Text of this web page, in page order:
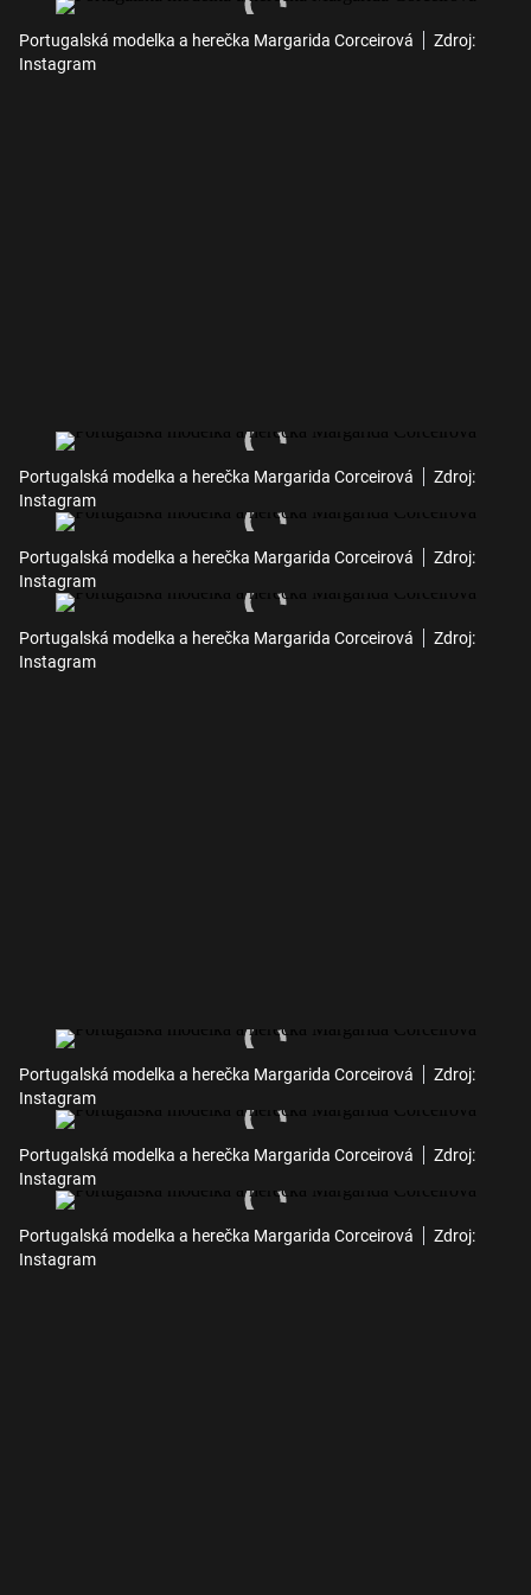
Portugalská modelka a herečka Margarida Corceirová
Zdroj:
Instagram
Portugalská modelka a herečka Margarida Corceirová
Zdroj:
Instagram
Portugalská modelka a herečka Margarida Corceirová
Zdroj:
Instagram
Portugalská modelka a herečka Margarida Corceirová
Zdroj:
Instagram
Portugalská modelka a herečka Margarida Corceirová
Zdroj:
Instagram
Portugalská modelka a herečka Margarida Corceirová
Zdroj:
Instagram
Portugalská modelka a herečka Margarida Corceirová
Zdroj:
Instagram